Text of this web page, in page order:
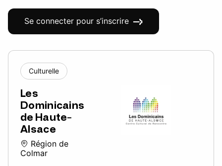
Se connecter pour s’inscrire
Culturelle
Les
Dominicains
de Haute-
Alsace
Région de
Colmar